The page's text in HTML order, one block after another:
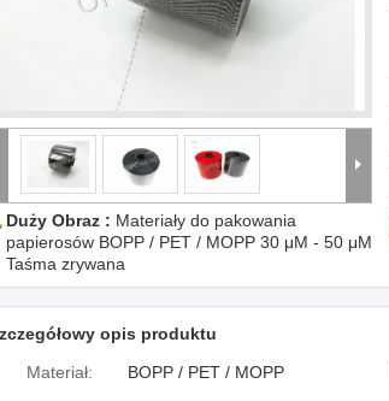
Duży Obraz : Materiały do ​​pakowania
papierosów BOPP / PET / MOPP 30 μM - 50 μM
Taśma zrywana
opis produktu
Materiał:
BOPP / PET / MOPP